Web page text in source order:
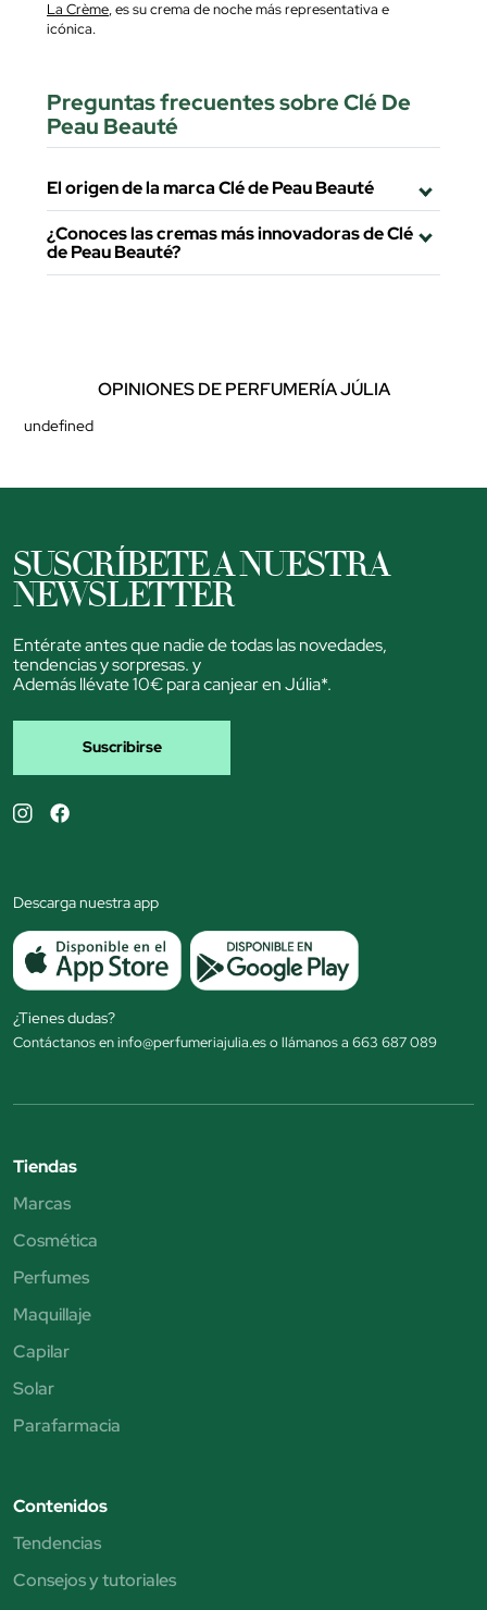
La Crème, es su crema de noche más representativa e
icónica.
Preguntas frecuentes sobre Clé De
Peau Beauté
El origen de la marca Clé de Peau Beauté
¿Conoces las cremas más innovadoras de Clé
de Peau Beauté?
OPINIONES DE PERFUMERÍA JÚLIA
undefined
SUSCRÍBETE A NUESTRA
NEWSLETTER
Entérate antes que nadie de todas las novedades,
tendencias y sorpresas. y
Además llévate 10€ para canjear en Júlia*.
Suscribirse
Descarga nuestra app
¿Tienes dudas?
Contáctanos en info@perfumeriajulia.es o llámanos a 663 687 089
Tiendas
Marcas
Cosmética
Perfumes
Maquillaje
Capilar
Solar
Parafarmacia
Contenidos
Tendencias
Consejos y tutoriales